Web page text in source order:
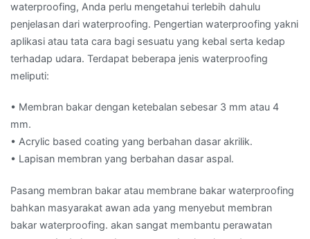
waterproofing, Anda perlu mengetahui terlebih dahulu
penjelasan dari waterproofing. Pengertian waterproofing yakni
aplikasi atau tata cara bagi sesuatu yang kebal serta kedap
terhadap udara. Terdapat beberapa jenis waterproofing
meliputi:
• Membran bakar dengan ketebalan sebesar 3 mm atau 4
mm.
• Acrylic based coating yang berbahan dasar akrilik.
• Lapisan membran yang berbahan dasar aspal.
Pasang membran bakar atau membrane bakar waterproofing
bahkan masyarakat awan ada yang menyebut membran
bakar waterproofing. akan sangat membantu perawatan